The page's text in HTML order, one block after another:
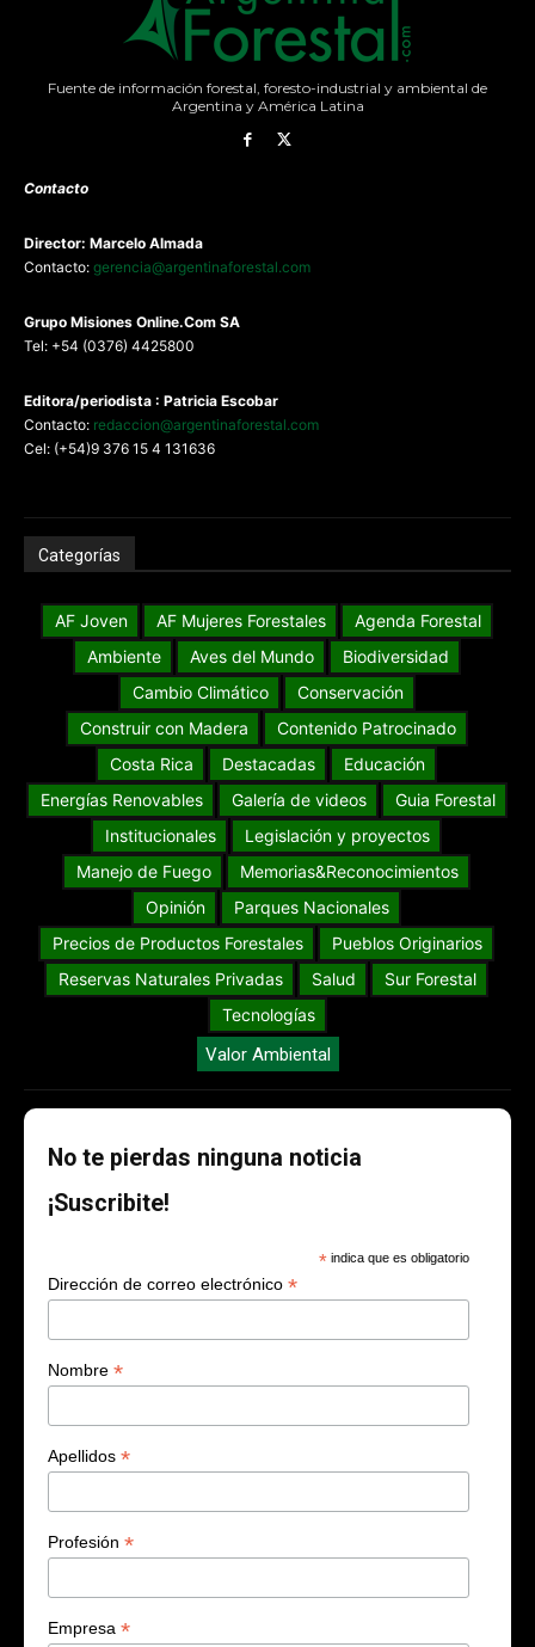
Fuente de información forestal, foresto-industrial y ambiental de
Argentina y América Latina
Contacto
Director: Marcelo Almada
Contacto: gerencia@argentinaforestal.com
Grupo Misiones Online.Com SA
Tel: +54 (0376) 4425800
Editora/periodista : Patricia Escobar
Contacto: redaccion@argentinaforestal.com
Cel: (+54)9 376 15 4 131636
Categorías
AF Joven AF Mujeres Forestales
Agenda Forestal
Ambiente
Aves del Mundo
Biodiversidad
Cambio Climático
Conservación
Construir con Madera
Contenido Patrocinado
Costa Rica
Destacadas
Educación
Energías Renovables
Galería de videos
Guia Forestal
Institucionales
Legislación y proyectos
Manejo de Fuego
Memorias&Reconocimientos
Opinión
Parques Nacionales
Precios de Productos Forestales
Pueblos Originarios
Reservas Naturales Privadas
Salud
Sur Forestal
Tecnologías
Valor Ambiental
No te pierdas ninguna noticia
¡Suscribite!
* indica que es obligatorio
Dirección de correo electrónico *
Nombre *
Apellidos *
Profesión *
Empresa *